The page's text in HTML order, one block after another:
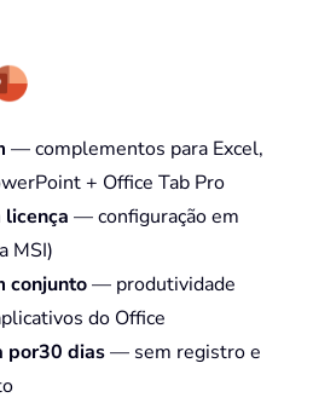
— complementos para Excel,
+ Office Tab Pro
— configuração em
MSI)
conjunto— produtividade
do Office
por30 dias— sem registro e